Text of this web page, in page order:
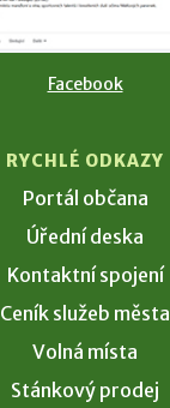
Facebook
RYCHLÉ ODKAZY
Portál občana
Úřední deska
Kontaktní spojení
Ceník služeb města
Volná místa
Stánkový prodej